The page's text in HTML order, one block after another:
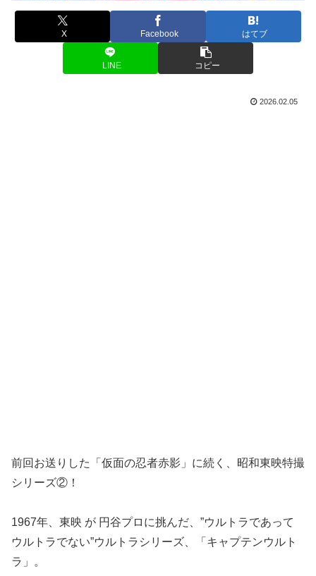
X Facebook はてブ
LINE コピー
2026.02.05
前回お送りした「仮面の忍者赤影」に続く、昭和東映特撮
シリーズ②！
1967年、東映 が 円谷プロに挑んだ、”ウルトラであって
ウルトラでない”ウルトラシリーズ、「キャプテンウルト
ラ」。